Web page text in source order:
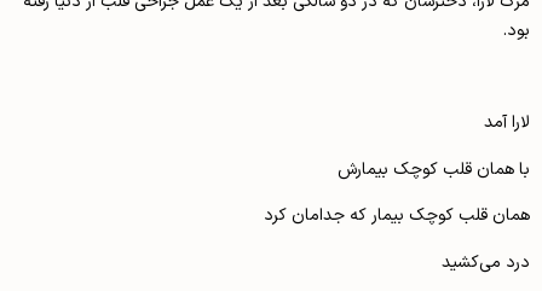
بود.
لارا آمد
با همان قلب کوچک بیمارش
همان قلب کوچک بیمار که جدامان کرد
درد می‌کشید